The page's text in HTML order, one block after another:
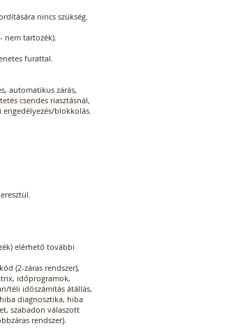
nincs szükség.
nem tartozék).
furattal.
automatikus zárás,
csendes riasztásnál,
blokkolás.
elérhető további
(2-záras rendszer),
időprogramok,
téli időszámítás átállás,
diagnosztika, hiba
szabadon válaszott
rendszer).